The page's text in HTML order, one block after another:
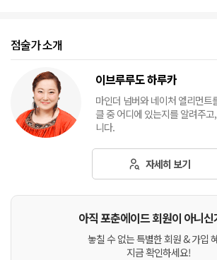
점술가 소개
이브루루도 하루카
마인더 넘버와 네이처 엘리먼트
클 중 어디에 있는지를 알려주
니다.
자세히 보기
아직 포춘에이드 회원이 아니신
놓칠 수 없는 특별한 회원 & 가입
지금 확인하세요!